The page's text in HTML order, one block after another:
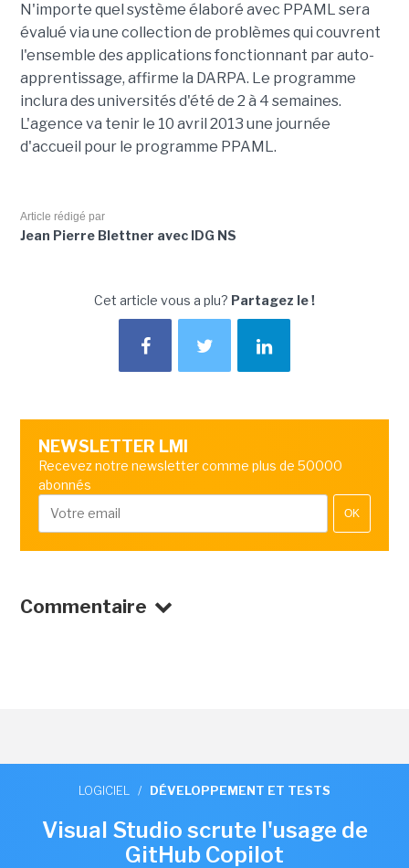
N'importe quel système élaboré avec PPAML sera
évalué via une collection de problèmes qui couvrent
l'ensemble des applications fonctionnant par auto-
apprentissage, affirme la DARPA. Le programme
inclura des universités d'été de 2 à 4 semaines.
L'agence va tenir le 10 avril 2013 une journée
d'accueil pour le programme PPAML.
Article rédigé par
Jean Pierre Blettner avec IDG NS
Cet article vous a plu? Partagez le !
NEWSLETTER LMI
Recevez notre newsletter comme plus de 50000
abonnés
OK
Commentaire
LOGICIEL / DÉVELOPPEMENT ET TESTS
Visual Studio scrute l'usage de
GitHub Copilot